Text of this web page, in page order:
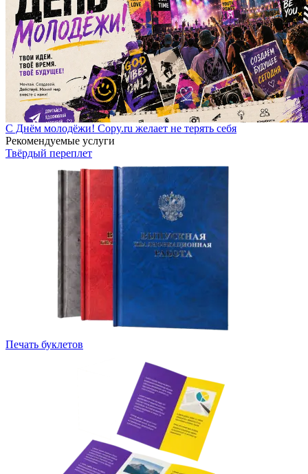
С Днём молодёжи! Copy.ru желает не терять себя
Рекомендуемые услуги
Твёрдый переплет
Печать буклетов